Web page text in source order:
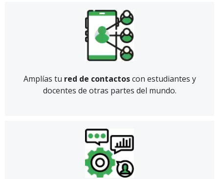
Amplías tu red de contactoscon estudiantes y
docentes de otras partes del mundo.